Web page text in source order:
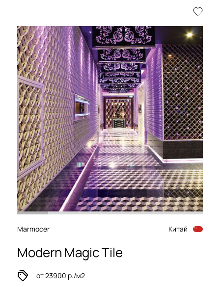
Marmocer Китай
Modern Magic Tile
от 23900 р./м2